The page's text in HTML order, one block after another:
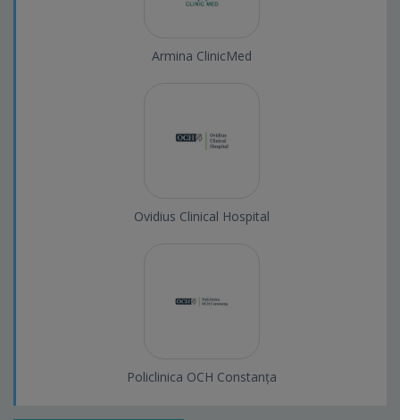
Armina ClinicMed
Ovidius Clinical Hospital
Policlinica OCH Constanța